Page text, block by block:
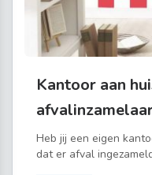
Kantoor aan
Heb jij een eigen
dat er afval